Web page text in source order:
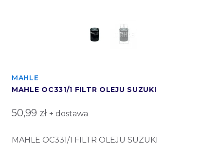
MAHLE
MAHLE OC331/1 FILTR OLEJU SUZUKI
50,99 zł + dostawa
MAHLE OC331/1 FILTR OLEJU SUZUKI